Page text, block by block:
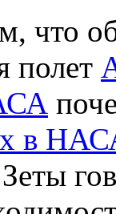
что
полет
в